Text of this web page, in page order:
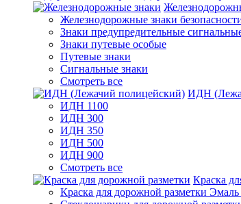
Железнодорожные знаки
Знаки предупредительные
Знаки путевые особые
Путевые знаки
Сигнальные знаки
Смотреть все
ИДН
ИДН 1100
ИДН 300
ИДН 350
ИДН 500
ИДН 900
Смотреть все
Краска
Краска для дорожной разметки